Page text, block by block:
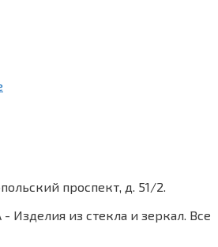
проспект, д. 51/2.
- Изделия из стекла и зеркал. Все